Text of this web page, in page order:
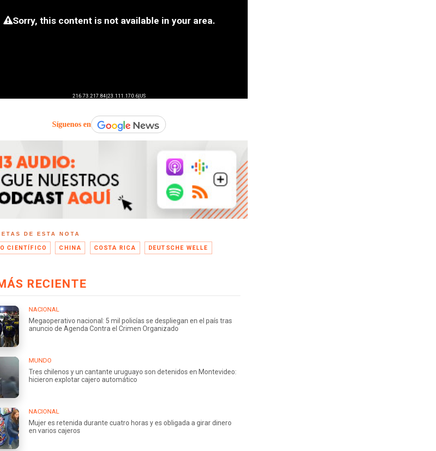
Síguenos en
DE ESTA NOTA
CIENTÍFICO CHINA COSTA RICA DEUTSCHE WELLE
RECIENTE
NACIONAL
Megaoperativo nacional: 5 mil policías se despliegan en el país tras
anuncio de Agenda Contra el Crimen Organizado
MUNDO
Tres chilenos y un cantante uruguayo son detenidos en Montevideo:
hicieron explotar cajero automático
NACIONAL
Mujer es retenida durante cuatro horas y es obligada a girar dinero
en varios cajeros